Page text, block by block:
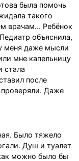
была помочь
такого
врачам... Ребёнок
объяснила,
меня даже мысли
мне капельницу
стала
после
проверяли. Даже
Было тяжело
Душ и туалет
можно было бы